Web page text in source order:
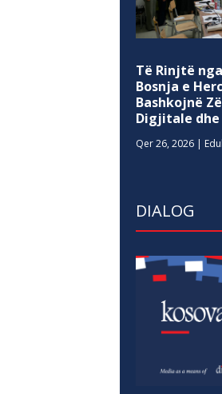
Të Rinjtë
Bosnja e
Bashkojnë
Digjitale dhe
Qer 26, 2026 |
DIALOG